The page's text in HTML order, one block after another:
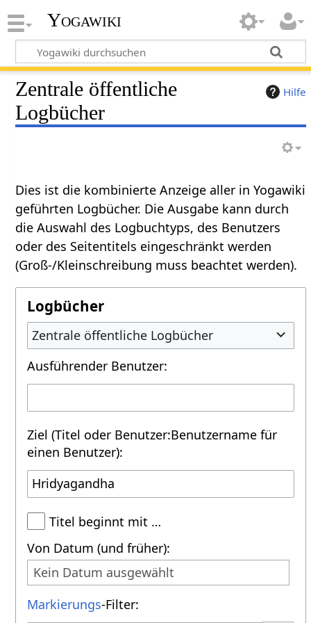
Yogawiki
Hilfe
Zentrale öffentliche
Logbücher
Dies ist die kombinierte Anzeige aller in Yogawiki
geführten Logbücher. Die Ausgabe kann durch
die Auswahl des Logbuchtyps, des Benutzers
oder des Seitentitels eingeschränkt werden
(Groß-/Kleinschreibung muss beachtet werden).
Logbücher
Zentrale öffentliche Logbücher
Ausführender Benutzer:
Ziel (Titel oder Benutzer:Benutzername für
einen Benutzer):
Titel beginnt mit …
Von Datum (und früher):
Kein Datum ausgewählt
Markierungs-Filter: